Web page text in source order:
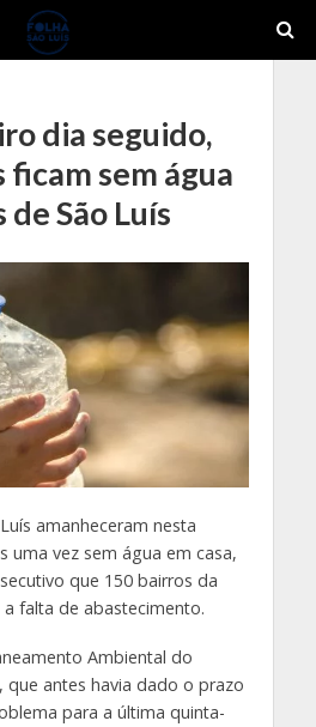
dia seguido,
sem água
São Luís
amanheceram nesta
uma vez sem água em casa,
que 150 bairros da
falta de abastecimento.
Ambiental do
que antes havia dado o prazo
para a última quinta-